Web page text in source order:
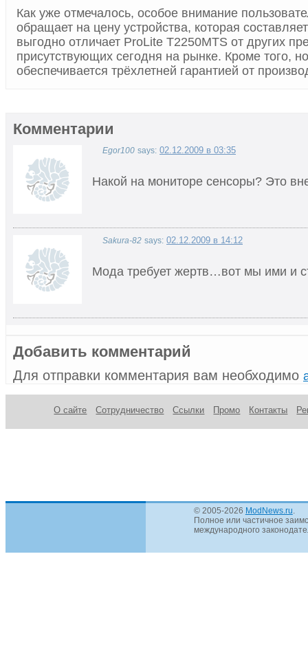
Как уже отмечалось, особое внимание
обращает на цену устройства, которая
выгодно отличает ProLite T2250MTS от других
присутствующих сегодня на рынке. Кроме того,
обеспечивается трёхлетней гарантией от
Комментарии
Egor100 says: 02.12.2009 в 03:35
Накой на мониторе сенсоры? Это
Sakura-82 says: 02.12.2009 в 14:12
Мода требует жертв…вот мы ими и
Добавить комментарий
Для отправки комментария вам необходимо
О сайте Сотрудничество Ссылки Промо Контакты
© 2005-2026 ModNews.ru
Полное или частичное
международного